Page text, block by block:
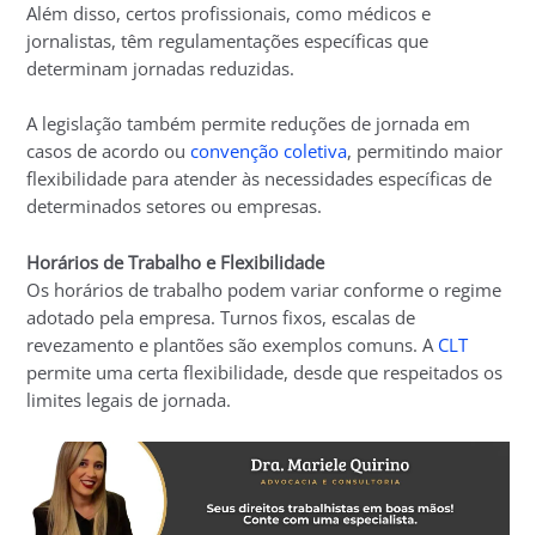
Além disso, certos profissionais, como médicos e
jornalistas, têm regulamentações específicas que
determinam jornadas reduzidas.
A legislação também permite reduções de jornada em
casos de acordo ouconvenção coletiva, permitindo maior
flexibilidade para atender às necessidades específicas de
determinados setores ou empresas.
Horários de Trabalho e Flexibilidade
Os horários de trabalho podem variar conforme o regime
adotado pela empresa. Turnos fixos, escalas de
revezamento e plantões são exemplos comuns. A CLT
permite uma certa flexibilidade, desde que respeitados os
limites legais de jornada.